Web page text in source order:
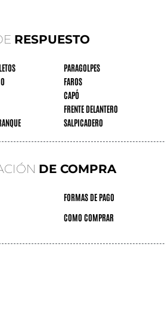
RESPUESTO
PARAGOLPES
FAROS
CAPÓ
FRENTE DELANTERO
SALPICADERO
DE COMPRA
FORMAS DE PAGO
COMO COMPRAR